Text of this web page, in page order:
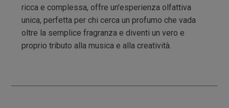
ricca e complessa, offre un'esperienza olfattiva
unica, perfetta per chi cerca un profumo che vada
oltre la semplice fragranza e diventi un vero e
proprio tributo alla musica e alla creatività.